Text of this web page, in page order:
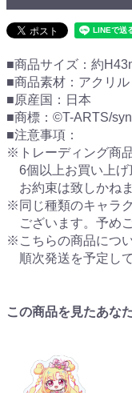
■商品サイズ：約
■商品素材：アクリル
■原産国：日本
■商標：©T-ARTS/
■注意事項：
※トレーディング商
6個以上お買い上げ
お約束は致しかね
※同じ種類のキャラ
ございます。予め
※こちらの商品につ
順次発送を予定して
この商品を見たあな